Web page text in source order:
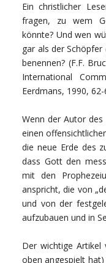
Ein christlicher
fragen, zu wem
könnte? Und wen
gar als der
benennen? (F.F.
International
Eerdmans, 1990, 62-
Wenn der Autor
einen
die neue Erde des
dass Gott den
mit den
anspricht, die von
und von der
aufzubauen und in
Der wichtige Artikel
oben angespielt